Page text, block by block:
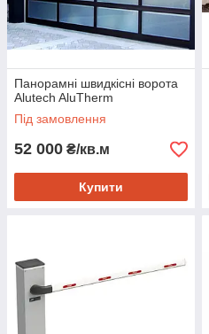
Панорамні швидкісні ворота
Alutech AluTherm
Під замовлення
52 000 ₴/кв.м
Купити